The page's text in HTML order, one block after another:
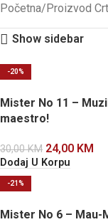
Početna Proizvod
Show sidebar
-20%
Mister No 11 –
maestro!
30,00KM 24,00 KM
Dodaj U Korpu
-21%
Mister No 6 – Mau-